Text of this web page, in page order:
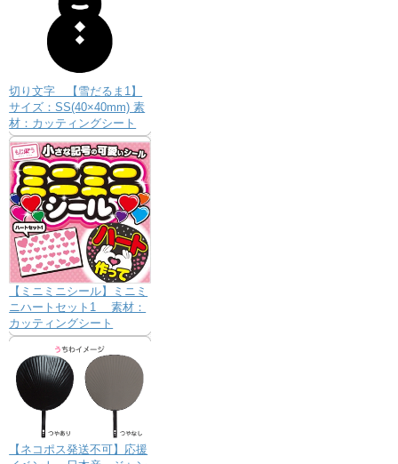
切り文字 【雪だるま1】
サイズ：SS(40×40mm) 素
材：カッティングシート
【ミニミニシール】ミニミ
ニハートセット1 素材：
カッティングシート
【ネコポス発送不可】応援